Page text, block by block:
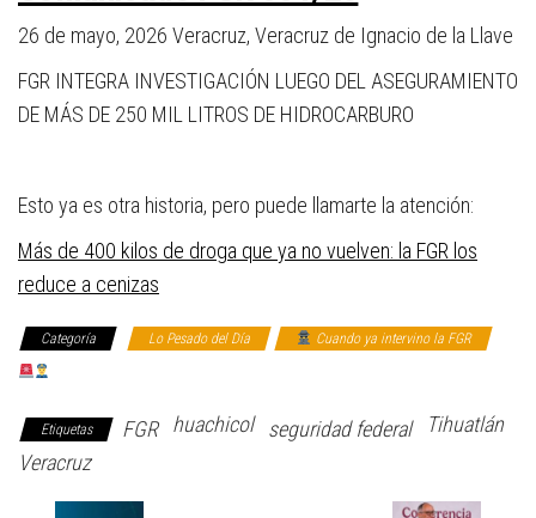
26 de mayo, 2026 Veracruz, Veracruz de Ignacio de la Llave
FGR INTEGRA INVESTIGACIÓN LUEGO DEL ASEGURAMIENTO
DE MÁS DE 250 MIL LITROS DE HIDROCARBURO
Esto ya es otra historia, pero puede llamarte la atención:
Más de 400 kilos de droga que ya no vuelven: la FGR los
reduce a cenizas
Categoría Lo Pesado del Día
Cuando ya intervino la FGR
Etiquetas FGR huachicol seguridad federal
Tihuatlán
Veracruz